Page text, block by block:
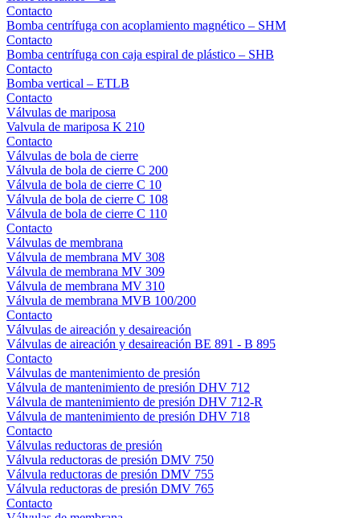
Contacto
Bomba centrífuga con acoplamiento magnético – SHM
Contacto
Bomba centrífuga con caja espiral de plástico – SHB
Contacto
Bomba vertical – ETLB
Contacto
Válvulas de mariposa
Valvula de mariposa K 210
Contacto
Válvulas de bola de cierre
Válvula de bola de cierre C 200
Válvula de bola de cierre C 10
Válvula de bola de cierre C 108
Válvula de bola de cierre C 110
Contacto
Válvulas de membrana
Válvula de membrana MV 308
Válvula de membrana MV 309
Válvula de membrana MV 310
Válvula de membrana MVB 100/200
Contacto
Válvulas de aireación y desaireación
Válvulas de aireación y desaireación BE 891 - B 895
Contacto
Válvulas de mantenimiento de presión
Válvula de mantenimiento de presión DHV 712
Válvula de mantenimiento de presión DHV 712-R
Válvula de mantenimiento de presión DHV 718
Contacto
Válvulas reductoras de presión
Válvula reductoras de presión DMV 750
Válvula reductoras de presión DMV 755
Válvula reductoras de presión DMV 765
Contacto